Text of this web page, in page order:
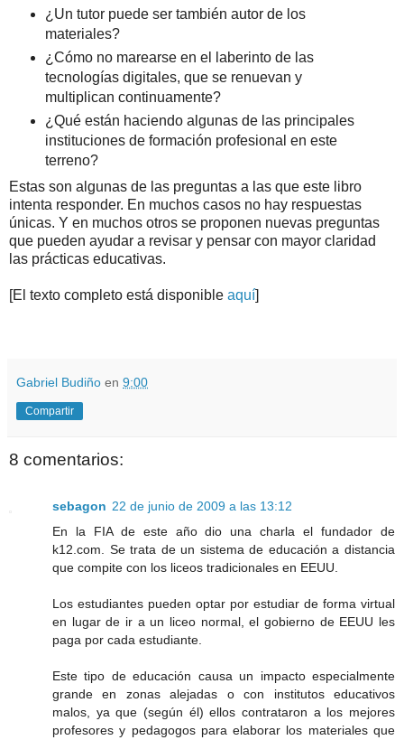
¿Un tutor puede ser también autor de los
materiales?
¿Cómo no marearse en el laberinto de las
tecnologías digitales, que se renuevan y
multiplican continuamente?
¿Qué están haciendo algunas de las principales
instituciones de formación profesional en este
terreno?
Estas son algunas de las preguntas a las que este libro
intenta responder. En muchos casos no hay respuestas
únicas. Y en muchos otros se proponen nuevas preguntas
que pueden ayudar a revisar y pensar con mayor claridad
las prácticas educativas.
[El texto completo está disponible aquí]
Gabriel Budiño en 9:00
Compartir
8 comentarios:
sebagon 22 de junio de 2009 a las 13:12
En la FIA de este año dio una charla el fundador de
k12.com. Se trata de un sistema de educación a distancia
que compite con los liceos tradicionales en EEUU.
Los estudiantes pueden optar por estudiar de forma virtual
en lugar de ir a un liceo normal, el gobierno de EEUU les
paga por cada estudiante.
Este tipo de educación causa un impacto especialmente
grande en zonas alejadas o con institutos educativos
malos, ya que (según él) ellos contrataron a los mejores
profesores y pedagogos para elaborar los materiales que